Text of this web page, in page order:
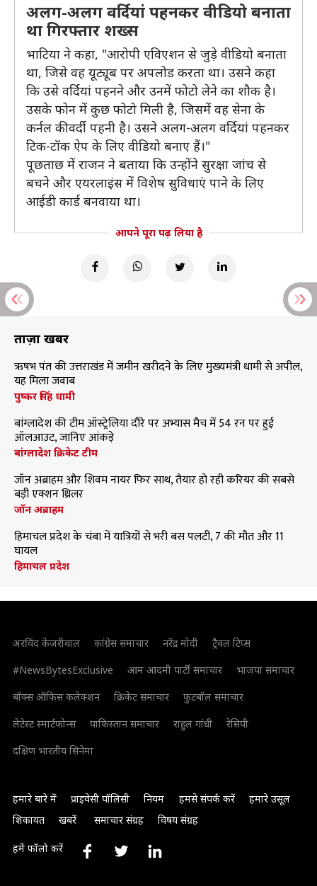
अलग-अलग वर्दियां पहनकर वीडियो बनाता
था गिरफ्तार शख्स
भाटिया ने कहा, "आरोपी एविएशन से जुड़े वीडियो बनाता
था, जिसे वह यूट्यूब पर अपलोड करता था। उसने कहा
कि उसे वर्दियां पहनने और उनमें फोटो लेने का शौक है।
उसके फोन में कुछ फोटो मिली है, जिसमें वह सेना के
कर्नल की वर्दी पहनी है। उसने अलग-अलग वर्दियां पहनकर
टिक-टॉक ऐप के लिए वीडियो बनाए हैं।"
पूछताछ में राजन ने बताया कि उन्होंने सुरक्षा जांच से
बचने और एयरलाइंस में विशेष सुविधाएं पाने के लिए
आईडी कार्ड बनवाया था।
आपने पूरा पढ़ लिया है
ताज़ा खबरें
ऋषभ पंत की उत्तराखंड में जमीन खरीदने के लिए मुख्यमंत्री धामी से अपील,
यह मिला जवाब
पुष्कर सिंह धामी
बांग्लादेश की टीम ऑस्ट्रेलिया दौरे पर अभ्यास मैच में 54 रन पर हुई
ऑलआउट, जानिए आंकड़े
बांग्लादेश क्रिकेट टीम
जॉन अब्राहम और शिवम नायर फिर साथ, तैयार हो रही करियर की सबसे
बड़ी एक्शन थ्रिलर
जॉन अब्राहम
हिमाचल प्रदेश के चंबा में यात्रियों से भरी बस पलटी, 7 की मौत और 11
घायल
हिमाचल प्रदेश
अरविंद केजरीवाल कांग्रेस समाचार नरेंद्र मोदी
ट्रैवल टिप्स
#NewsBytesExclusive
आम आदमी पार्टी समाचार
भाजपा समाचार
बॉक्स ऑफिस कलेक्शन
क्रिकेट समाचार
फुटबॉल समाचार
लेटेस्ट स्मार्टफोन्स
पाकिस्तान समाचार राहुल गांधी
रेसिपी
दक्षिण भारतीय सिनेमा
हमारे बारे में प्राइवेसी पॉलिसी नियम हमसे संपर्क करें
हमारे उसूल
शिकायत
खबरें समाचार संग्रह विषय संग्रह
हमें फॉलो करें